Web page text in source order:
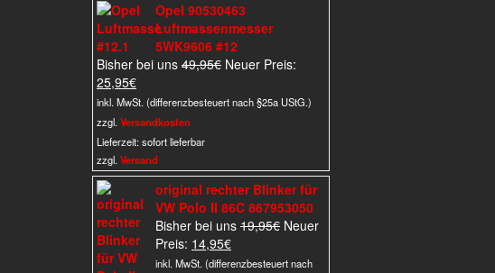
Opel 90530463
Luftmassenmesser
5WK9606 #12
Bisher bei uns 49,95€ Ursprünglicher
war:
Neuer Preis:
25,95€Aktueller
Preis
ist:
25,95€.
inkl. MwSt. (differenzbesteuert nach §25a UStG.)
zzgl. Versandkosten
Lieferzeit:sofort lieferbar
zzgl. Versand
original rechter Blinker für
VW Polo II 86C 867953050
Bisher bei uns 19,95€ Ursprünglicher
war:
Neuer
Preis: 14,95€Aktueller
Preis
inkl. MwSt. (differenzbesteuert nach